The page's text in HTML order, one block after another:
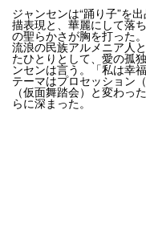
ジャンセンは“踊り子”を
描表現と、華麗にして落
の聖らかさが胸を打った。
流浪の民族アルメニア人
たひとりとして、愛の孤
ンセンは言う。「私は幸
テーマはプロセッション
（仮面舞踏会）と変わっ
らに深まった。